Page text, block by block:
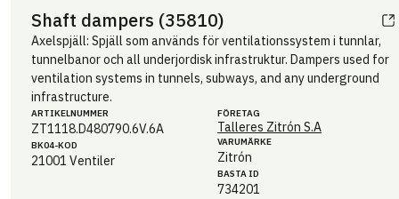
Shaft dampers (35810)
Axelspjäll: Spjäll som används för ventilationssystem i tunnlar,
tunnelbanor och all underjordisk infrastruktur. Dampers used for
ventilation systems in tunnels, subways, and any underground
infrastructure.
ARTIKEL­NUMMER
ZT1118.D480790.6V.6A
BK04-KOD
21001 Ventiler
FÖRETAG
Talleres Zitrón S.A
VARUMÄRKE
Zitrón
BASTA ID
734201